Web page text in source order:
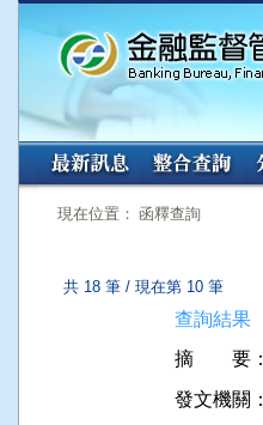
:::
現在位置： 函釋查詢
共 18 筆 / 現在第 10 筆
查詢結果
摘 要：
發文機關：